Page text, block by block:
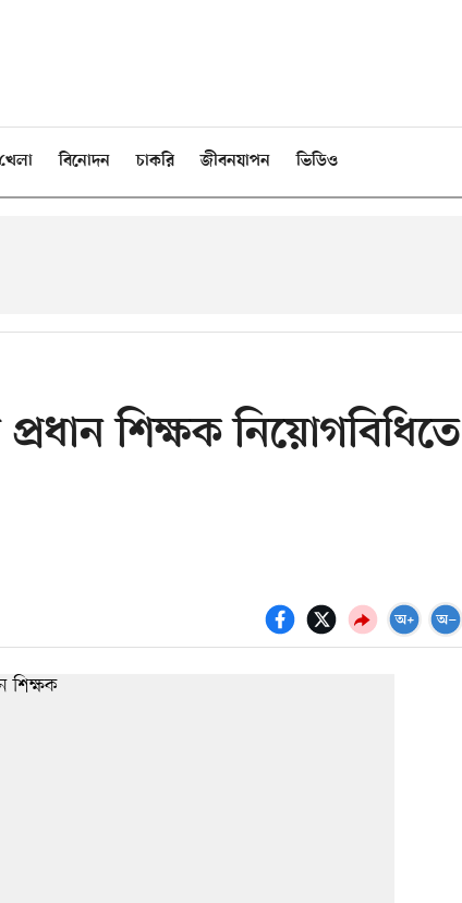
খেলা বিনোদন চাকরি জীবনযাপন ভিডিও
শিক্ষক নিয়োগবিধিতে